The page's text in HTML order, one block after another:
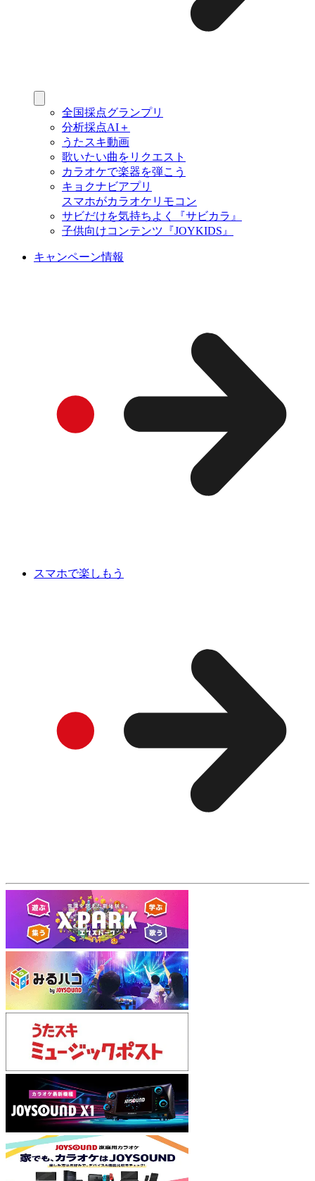
全国採点グランプリ
分析採点AI＋
うたスキ動画
歌いたい曲をリクエスト
カラオケで楽器を弾こう
キョクナビアプリ
スマホがカラオケリモコン
サビだけを気持ちよく『サビカラ』
子供向けコンテンツ『JOYKIDS』
キャンペーン情報
スマホで楽しもう